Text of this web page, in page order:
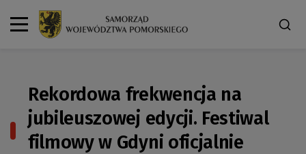
Rekordowa frekwencja na
jubileuszowej edycji. Festiwal
filmowy w Gdyni oficjalnie